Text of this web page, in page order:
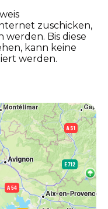
zuschicken,
Bis diese
kann keine
werden.